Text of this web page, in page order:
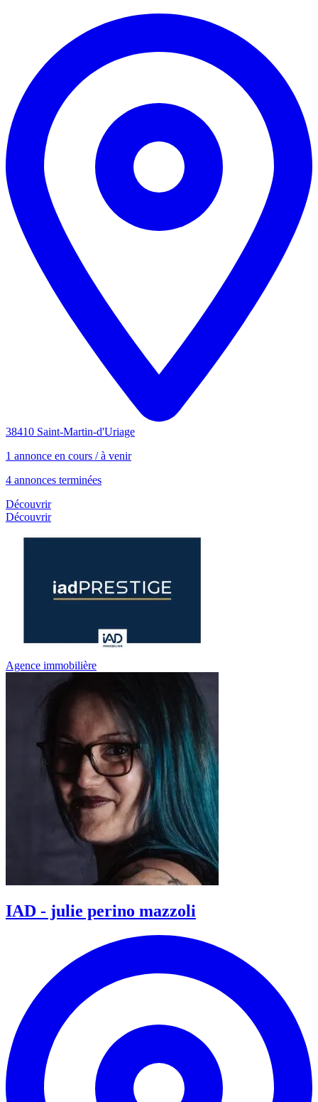
38410 Saint-Martin-d'Uriage
1 annonce en cours / à venir
4 annonces terminées
Découvrir
Découvrir
Agence immobilière
IAD - julie perino mazzoli